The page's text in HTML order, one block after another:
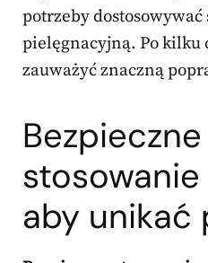
potrzeby
pielęgnacyjną. Po kilku
zauważyć znaczną
Bezpieczne
aby unikać